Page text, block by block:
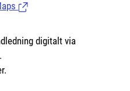
(Länk till extern sida.)
digitalt via